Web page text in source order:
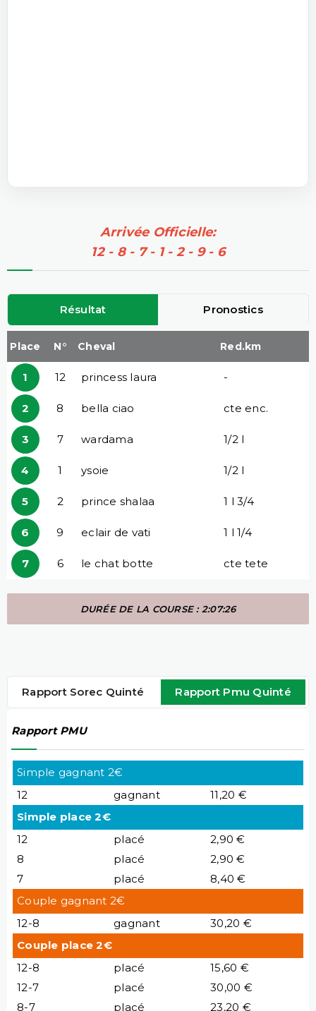
Arrivée Officielle:
12 - 8 - 7 - 1 - 2 - 9 - 6
Résultat Pronostics
Place N° Cheval Red.km
1 12 princess laura -
2 8 bella ciao cte enc.
3 7 wardama 1/2 l
4 1 ysoie 1/2 l
5 2 prince shalaa 1 l 3/4
6 9 eclair de vati 1 l 1/4
7 6 le chat botte cte tete
DURÉE DE LA COURSE : 2:07:26
Rapport Sorec Quinté Rapport Pmu Quinté
Rapport PMU
Simple gagnant 2€
12
gagnant
11,20 €
Simple place 2€
12
placé
2,90 €
8
placé
2,90 €
7
placé
8,40 €
Couple gagnant 2€
12-8
gagnant
30,20 €
Couple place 2€
12-8
placé
15,60 €
12-7
placé
30,00 €
8-7
placé 23,20 €